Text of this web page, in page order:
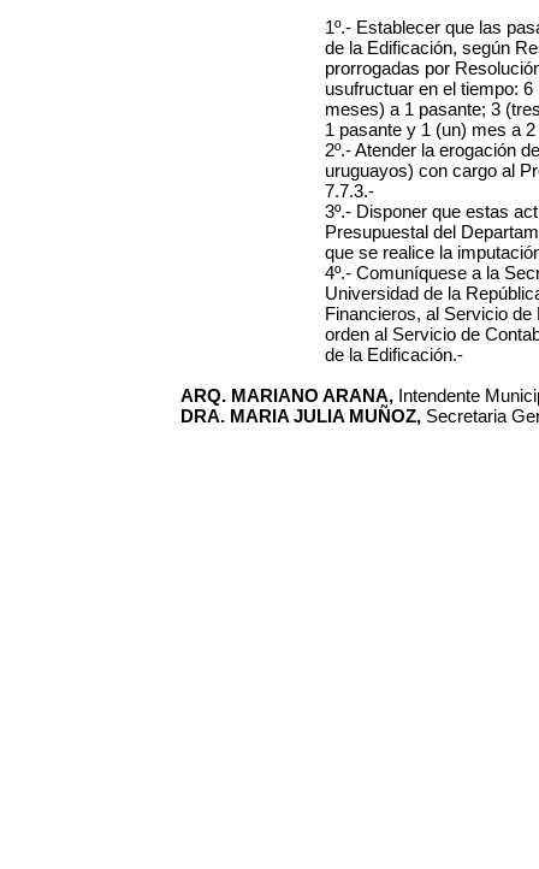
1º.- Establecer que las
de la Edificación, según
prorrogadas por
usufructuar en el tiempo: 6
meses) a 1 pasante; 3
1 pasante y 1 (un) mes a
2º.- Atender la erogación
uruguayos) con cargo al
7.7.3.-
3º.- Disponer que estas
Presupuestal del
que se realice la
4º.- Comuníquese a la
Universidad de la
Financieros, al Servicio
orden al Servicio de
de la Edificación.-
ARQ. MARIANO ARANA, Intendente
DRA. MARIA JULIA MUÑOZ, Secretaria